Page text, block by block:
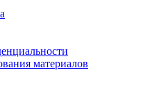
материалов